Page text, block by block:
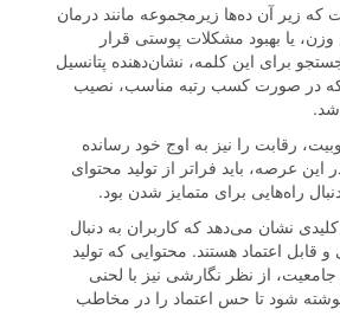
زیر آن ده‌ها زیرمجموعه مانند درمان
یا بهبود مشکلات پوستی قرار
برای این کلمه، نشان‌دهنده پتانسیل
در صورت کسب رتبه مناسب، نصیب
رقابت را نیز به اوج خود رسانده
عرصه، باید فراتر از تولید محتوای
راه‌هایی برای متمایز شدن بود.
نشان می‌دهد که کاربران به دنبال
اعتماد هستند. محتوایی که تولید
از نظر نگارشی نیز با لحنی
شود تا حس اعتماد را در مخاطب